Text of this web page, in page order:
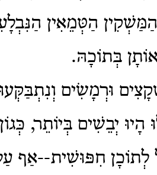
הַטְּמֵאִין
בְּתוֹכָהּ.
וּרְמָשִׂים
יְבֵשִׁים בְּיוֹתֵר,
לְתוֹכָן חִפּוּשִׁית--אַף